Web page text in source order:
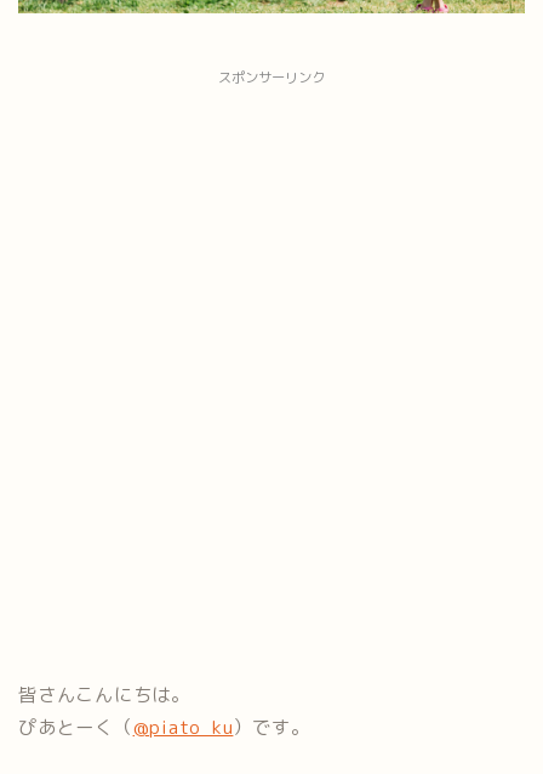
スポンサーリンク
皆さんこんにちは。
ぴあとーく（@piato_ku）です。